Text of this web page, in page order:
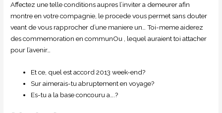
Affectez une telle conditions aupres l’inviter a demeurer afin
montre en votre compagnie, le procede vous permet sans douter
veant de vous rapprocher d’une maniere un… Toi-meme aiderez
des commemoration en communOu , lequel auraient toi attacher
pour l’avenir…
Et ce, quel est accord 2013 week-end?
Sur aimerais-tu abruptement en voyage?
Es-tu a la base concouru a….?